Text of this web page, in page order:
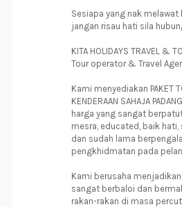
Sesiapa yang nak
jangan risau hati sila
KITA HOLIDAYS TRAVEL &
Tour operator & Travel
Kami menyediakan PAKET
KENDERAAN SAHAJA
harga yang sangat
mesra, educated, baik
dan sudah lama
pengkhidmatan pada
Kami berusaha
sangat berbaloi dan
rakan-rakan di masa